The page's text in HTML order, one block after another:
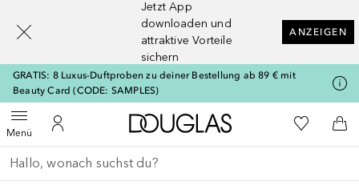
Jetzt App
downloaden und
attraktive Vorteile
sichern
ANZEIGEN
GRATIS: 8 Luxus-Duftproben zu deiner Bestellung ab 89 € mit
Beauty Card (CODE: SAMPLES)
MenüMenü öffnenZu Meinem Kundenkonto
Zur Douglas Startseite
Zu Meiner
Gehe zurück
Suche ausführen
[navigation.slideout.screenreader]